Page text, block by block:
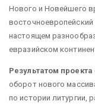
Нового и Новейшего
настоящем
евразийском
Результатом проекта
оборот нового
по истории литургии,